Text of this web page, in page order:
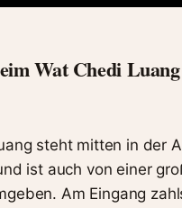
Wat Chedi
steht mitten in der
ist auch von einer
Am Eingang